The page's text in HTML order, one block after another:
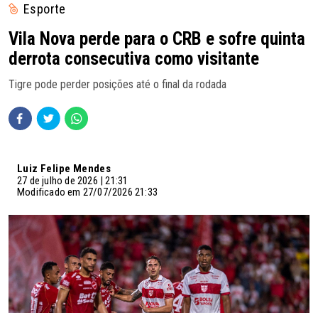
Esporte
Vila Nova perde para o CRB e sofre quinta
derrota consecutiva como visitante
Tigre pode perder posições até o final da rodada
Luiz Felipe Mendes
27 de julho de 2026 | 21:31
Modificado em 27/07/2026 21:33